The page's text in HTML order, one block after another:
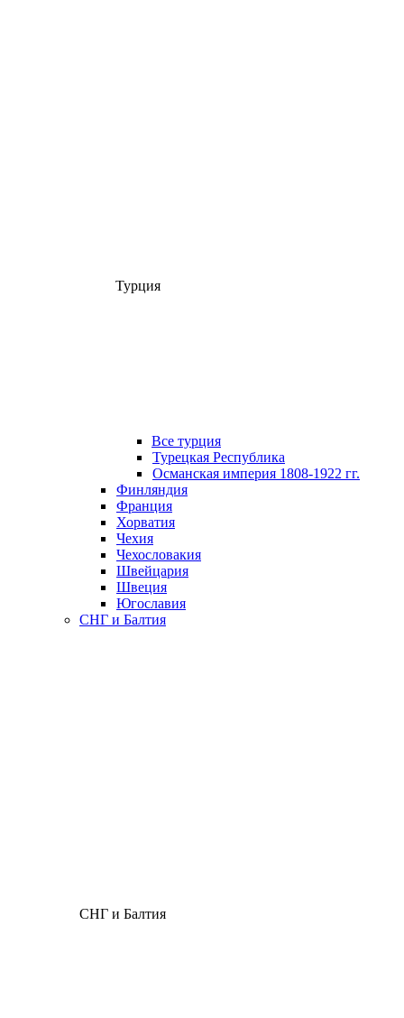
Турция
Все турция
Турецкая Республика
Османская империя 1808-1922 гг.
Финляндия
Франция
Хорватия
Чехия
Чехословакия
Швейцария
Швеция
Югославия
СНГ и Балтия
СНГ и Балтия